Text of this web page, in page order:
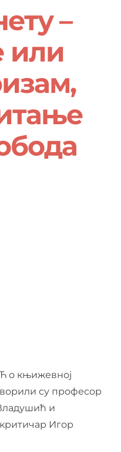
Контакт
Ђирилица
–
или
о књижевној
су професор
и
Игор